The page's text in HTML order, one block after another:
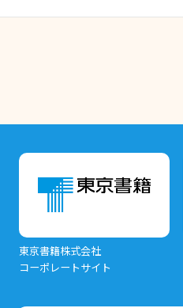
東京書籍株式会社
コーポレートサイト